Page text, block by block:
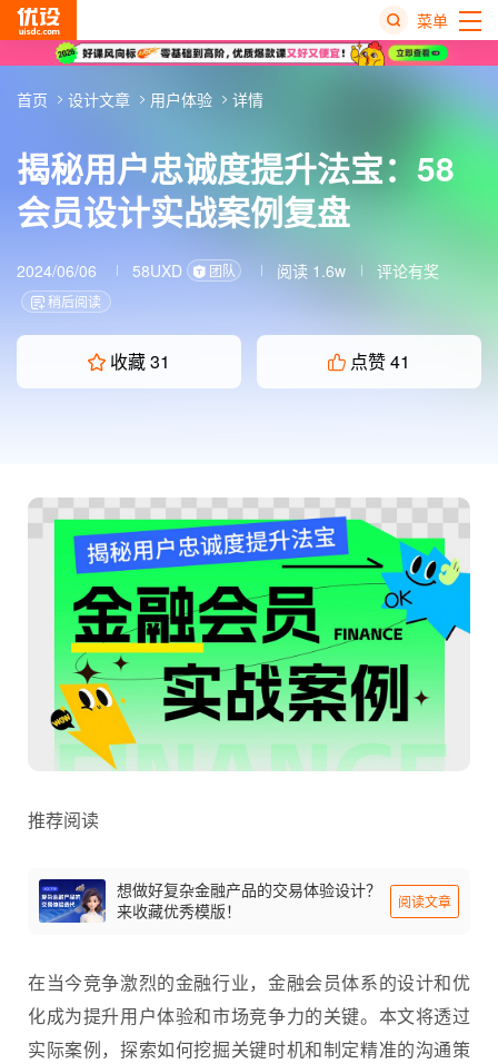
菜单
揭秘用户忠诚度提升法宝：58
会员设计实战案例复盘
2024/06/06 58UXD 团队 阅读 1.6w 评论有奖
稍后阅读
收藏31 点赞41
首页 设计文章 用户体验 详情
推荐阅读
想做好复杂金融产品的交易体验设计？
来收藏优秀模版！
阅读文章
在当今竞争激烈的金融行业，金融会员体系的设计和优
化成为提升用户体验和市场竞争力的关键。本文将透过
实际案例，探索如何挖掘关键时机和制定精准的沟通策